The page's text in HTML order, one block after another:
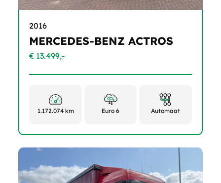
2016
MERCEDES-BENZ ACTROS
€ 13.499,-
1.172.074 km Euro 6 Automaat